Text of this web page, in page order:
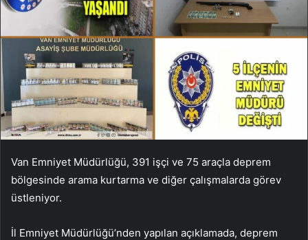
Van Emniyet Müdürlüğü, 391 işçi ve 75 araçla deprem
bölgesinde arama kurtarma ve diğer çalışmalarda görev
üstleniyor.
İl Emniyet Müdürlüğü’nden yapılan açıklamada, deprem